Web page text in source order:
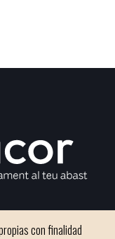
con finalidad